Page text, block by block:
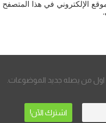
الإلكتروني في هذا المتصفح
اول من يصله جديد الموضوعات.